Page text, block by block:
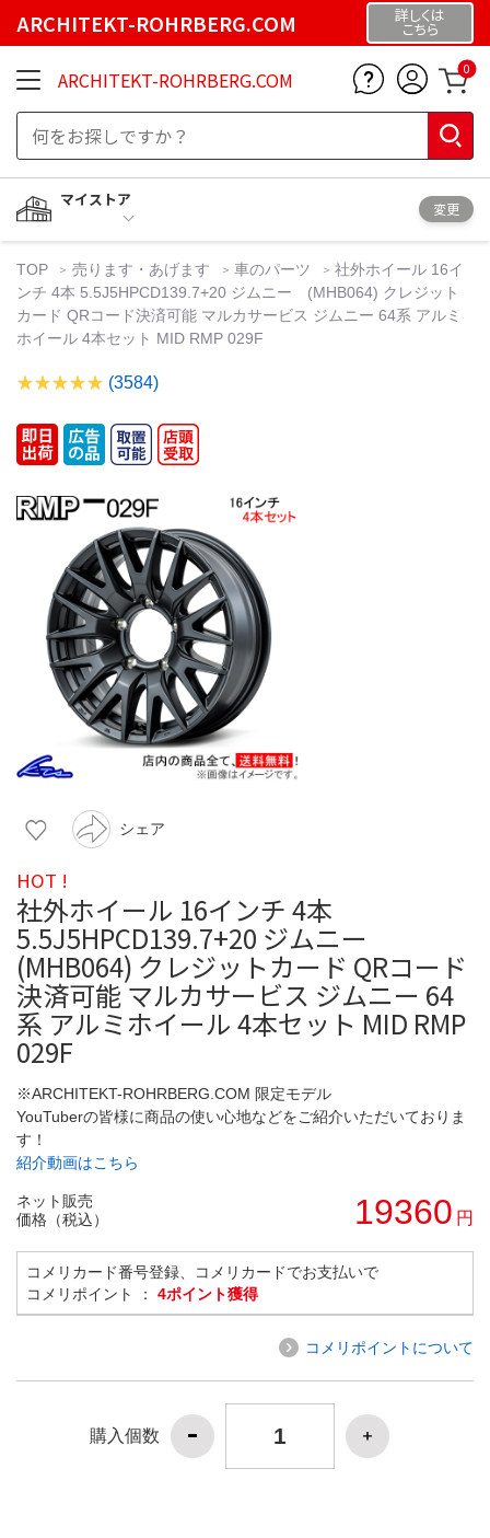
ARCHITEKT-ROHRBERG.COM 詳しくは
こちら
ARCHITEKT-ROHRBERG.COM 0
マイストア
変更
TOP 売ります・あげます 車のパーツ
社外ホイール 16イ
ンチ 4本 5.5J5HPCD139.7+20 ジムニー (MHB064) クレジット
カード QRコード決済可能 マルカサービス ジムニー 64系 アルミ
ホイール 4本セット MID RMP 029F
(3584)
シェア
HOT !
社外ホイール 16インチ 4本
5.5J5HPCD139.7+20 ジムニー
(MHB064) クレジットカード QRコード
決済可能 マルカサービス ジムニー 64
系 アルミホイール 4本セット MID RMP
029F
※ARCHITEKT-ROHRBERG.COM 限定モデル
YouTuberの皆様に商品の使い心地などをご紹介いただいておりま
す！
紹介動画はこちら
ネット販売
価格（税込）
19360 円
コメリカード番号登録、コメリカードでお支払いで
コメリポイント ： 4ポイント獲得
コメリポイントについて
購入個数